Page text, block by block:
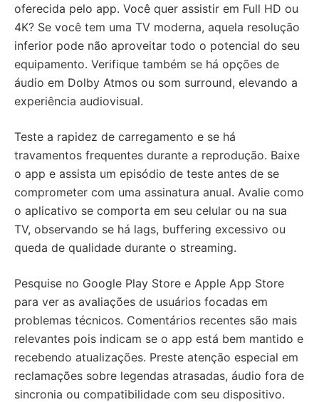
oferecida pelo app. Você quer assistir em Full HD ou
4K? Se você tem uma TV moderna, aquela resolução
inferior pode não aproveitar todo o potencial do seu
equipamento. Verifique também se há opções de
áudio em Dolby Atmos ou som surround, elevando a
experiência audiovisual.
Teste a rapidez de carregamento e se há
travamentos frequentes durante a reprodução. Baixe
o app e assista um episódio de teste antes de se
comprometer com uma assinatura anual. Avalie como
o aplicativo se comporta em seu celular ou na sua
TV, observando se há lags, buffering excessivo ou
queda de qualidade durante o streaming.
Pesquise no Google Play Store e Apple App Store
para ver as avaliações de usuários focadas em
problemas técnicos. Comentários recentes são mais
relevantes pois indicam se o app está bem mantido e
recebendo atualizações. Preste atenção especial em
reclamações sobre legendas atrasadas, áudio fora de
sincronia ou compatibilidade com seu dispositivo.